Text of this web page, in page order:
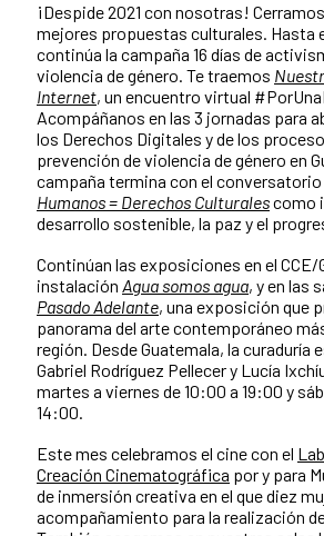
¡Despide 2021 con nosotras!
mejores propuestas culturales. Hasta
continúa la campaña 16 días de
violencia de género. Te traemos
Internet, un encuentro virtual
Acompáñanos en las 3 jornadas para
los Derechos Digitales y de los
prevención de violencia de género en
campaña termina con el
Humanos = Derechos Culturalescomo
desarrollo sostenible, la paz y el
Continúan las exposiciones en el CCE/
instalación Agua somos agua, y en las
Pasado Adelante, una exposición que
panorama del arte contemporáneo
región. Desde Guatemala, la curaduría
Gabriel Rodríguez Pellecer y Lucía
martes a viernes de 10:00 a 19:00 y
14:00.
Este mes celebramos el cine con el
Creación Cinematográfica por y para
de inmersión creativa en el que diez
acompañamiento para la realización